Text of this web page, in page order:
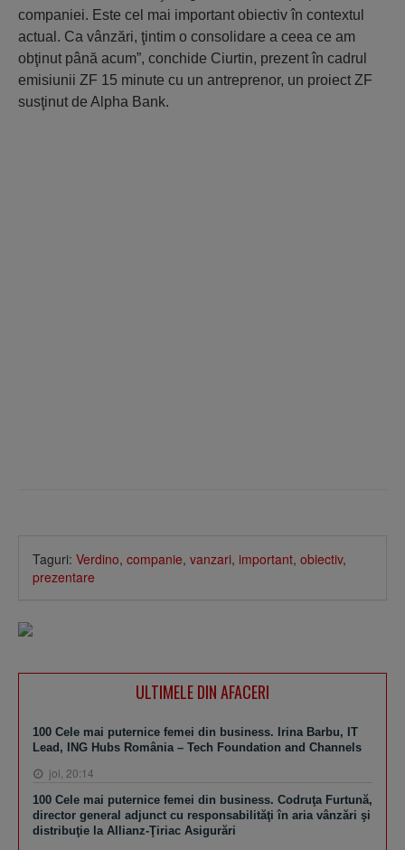
companiei. Este cel mai important obiectiv în contextul
actual. Ca vânzări, ţintim o consolidare a ceea ce am
obţinut până acum”, conchide Ciurtin, prezent în cadrul
emisiunii ZF 15 minute cu un antreprenor, un proiect ZF
susţinut de Alpha Bank.
Taguri: Verdino, companie, vanzari, important, obiectiv,
prezentare
ULTIMELE DIN AFACERI
100 Cele mai puternice femei din business. Irina Barbu, IT
Lead, ING Hubs România – Tech Foundation and Channels
joi, 20:14
100 Cele mai puternice femei din business. Codruţa Furtună,
director general adjunct cu responsabilităţi în aria vânzări şi
distribuţie la Allianz-Ţiriac Asigurări